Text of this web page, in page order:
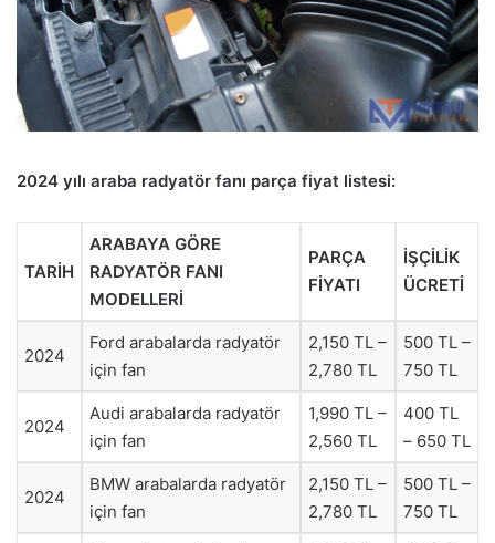
2024 yılı araba radyatör fanı parça fiyat listesi:
TARİH
ARABAYA GÖRE
RADYATÖR FANI
MODELLERİ
PARÇA
FİYATI
İŞÇİLİK
ÜCRETİ
2024
Ford arabalarda radyatör
için fan
2,150 TL –
2,780 TL
500 TL –
750 TL
2024
Audi arabalarda radyatör
için fan
1,990 TL –
2,560 TL
400 TL
– 650 TL
2024
BMW arabalarda radyatör
için fan
2,150 TL –
2,780 TL
500 TL –
750 TL